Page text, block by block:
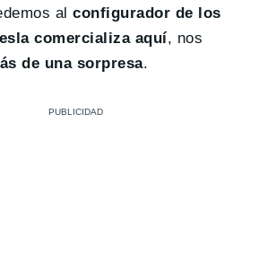
alconfigurador de los
comercializa aquí, nos
de una sorpresa.